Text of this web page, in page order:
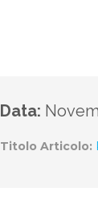
Data:
Titolo Articolo: